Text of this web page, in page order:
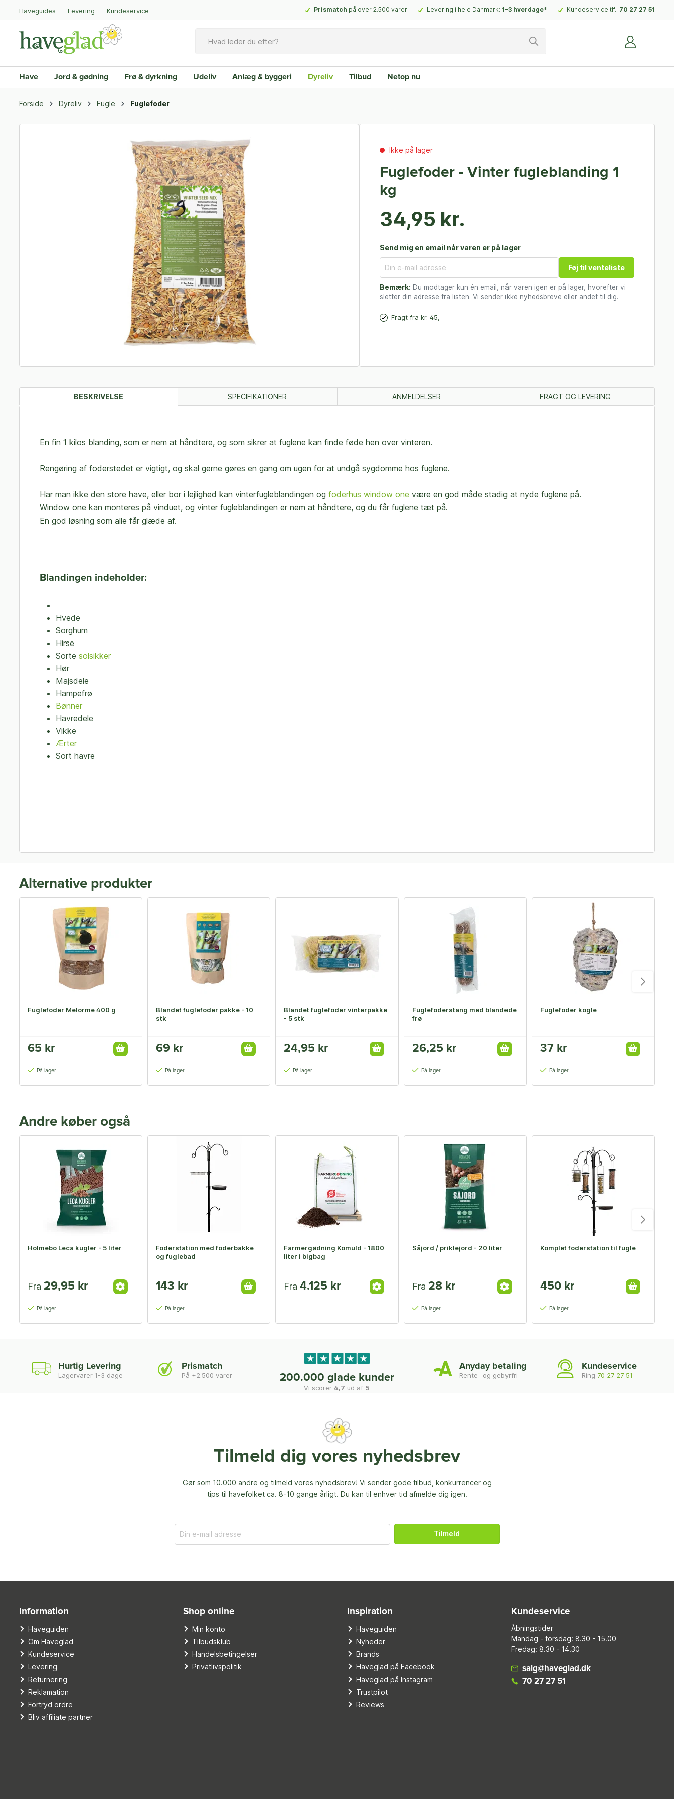
Haveguides Levering Kundeservice Prismatch på over 2.500 varer Levering i hele Danmark: 1-3 hverdage* Kundeservice tlf.: 70 27 27 51
Have Jord & gødning Frø & dyrkning Udeliv Anlæg & byggeri Dyreliv Tilbud Netop nu
Forside Dyreliv Fugle Fuglefoder
Ikke på lager
Fuglefoder - Vinter fugleblanding 1
kg
34,95 kr.
Send mig en email når varen er på lager
Føj til venteliste
Bemærk: Du modtager kun én email, når varen igen er på lager, hvorefter vi
sletter din adresse fra listen. Vi sender ikke nyhedsbreve eller andet til dig.
Fragt fra kr. 45,-
BESKRIVELSE SPECIFIKATIONER ANMELDELSER FRAGT OG LEVERING
En fin 1 kilos blanding, som er nem at håndtere, og som sikrer at fuglene kan finde føde hen over vinteren.
Rengøring af foderstedet er vigtigt, og skal gerne gøres en gang om ugen for at undgå sygdomme hos fuglene.
Har man ikke den store have, eller bor i lejlighed kan vinterfugleblandingen og foderhus window one være en god måde stadig at nyde fuglene på.
Window one kan monteres på vinduet, og vinter fugleblandingen er nem at håndtere, og du får fuglene tæt på.
En god løsning som alle får glæde af.
Blandingen indeholder:
Hvede
Sorghum
Hirse
Sorte solsikker
Hør
Majsdele
Hampefrø
Bønner
Havredele
Vikke
Ærter
Sort havre
Alternative produkter
Fuglefoder Melorme 400 g
65 kr
På lager
Blandet fuglefoder pakke - 10
stk
69 kr
På lager
Blandet fuglefoder vinterpakke
- 5 stk
24,95 kr
På lager
Fuglefoderstang med blandede
frø
26,25 kr
På lager
Fuglefoder kogle
37 kr
På lager
Andre køber også
Holmebo Leca kugler - 5 liter
Fra 29,95 kr
På lager
Foderstation med foderbakke
og fuglebad
143 kr
På lager
Farmergødning Komuld - 1800
liter i bigbag
Fra4.125 kr
Såjord / priklejord - 20 liter
Fra 28 kr
På lager
Komplet foderstation til fugle
450 kr
På lager
Hurtig Levering
Lagervarer 1-3 dage
Prismatch
På +2.500 varer 200.000 glade kunder
Vi scorer4,7 ud af 5
Anyday betaling
Rente- og gebyrfri
Kundeservice
Ring 70 27 27 51
Tilmeld dig vores nyhedsbrev
Gør som 10.000 andre og tilmeld vores nyhedsbrev! Vi sender gode tilbud, konkurrencer og
tips til havefolket ca. 8-10 gange årligt. Du kan til enhver tid afmelde dig igen.
Tilmeld
Information
Haveguiden
Om Haveglad
Kundeservice
Levering
Returnering
Reklamation
Fortryd ordre
Bliv affiliate partner
Shop online
Min konto
Tilbudsklub
Handelsbetingelser
Privatlivspolitik
Inspiration
Haveguiden
Nyheder
Brands
Haveglad på Facebook
Haveglad på Instagram
Trustpilot
Reviews
Kundeservice
Åbningstider
Mandag - torsdag: 8.30 - 15.00
Fredag: 8.30 - 14.30
salg@haveglad.dk
70 27 27 51